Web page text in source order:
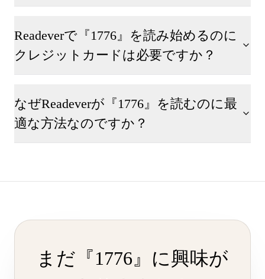
Readeverで『1776』を読み始めるのに
クレジットカードは必要ですか？
なぜReadeverが『1776』を読むのに最
適な方法なのですか？
まだ『1776』に興味が